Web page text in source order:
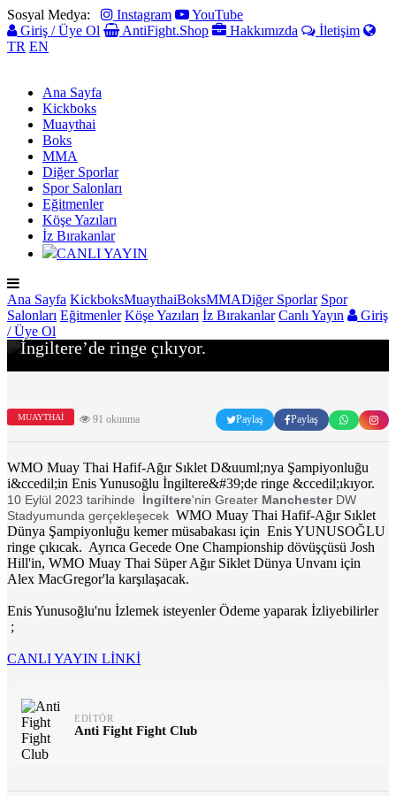
Sosyal Medya: Instagram
YouTube
Giriş / Üye Ol
AntiFight.Shop Hakkımızda
İletişim
TR EN
Ana Sayfa
Kickboks
Muaythai
Boks
MMA
Diğer Sporlar
Spor Salonları
Eğitmenler
Köşe Yazıları
İz Bırakanlar
CANLI YAYIN
Ana Sayfa KickboksMuaythaiBoksMMADiğer Sporlar Spor
Salonları Eğitmenler Köşe Yazıları İz Bırakanlar Canlı Yayın
Giriş
/ Üye Ol
Enis YUNUSOĞLU WMO Muay Thai Hafif-
Ağır Sıklet Dünya Şampiyonluğu için
İngiltere’de ringe çıkıyor.
MUAYTHAI 91 okunma Paylaş Paylaş
WMO Muay Thai Hafif-Ağır Sıklet D&uuml;nya Şampiyonluğu
i&ccedil;in Enis Yunusoğlu İngiltere&#39;de ringe &ccedil;ıkıyor.
10 Eylül 2023 tarihinde İngiltere'nin Greater Manchester DW
Stadyumunda gerçekleşecek WMO Muay Thai Hafif-Ağır Sıklet
Dünya Şampiyonluğu kemer müsabakası için Enis YUNUSOĞLU
ringe çıkıcak. Ayrıca Gecede One Championship dövüşçüsü Josh
Hill'in, WMO Muay Thai Süper Ağır Siklet Dünya Unvanı için
Alex MacGregor'la karşılaşacak.
Enis Yunusoğlu'nu İzlemek isteyenler Ödeme yaparak İzliyebilirler
;
CANLI YAYIN LİNKİ
EDITÖR
Anti Fight Fight Club